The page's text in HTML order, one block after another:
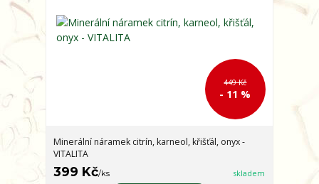
449 Kč
- 11 %
Minerální náramek citrín, karneol, křišťál, onyx -
VITALITA
399 Kč/ks skladem